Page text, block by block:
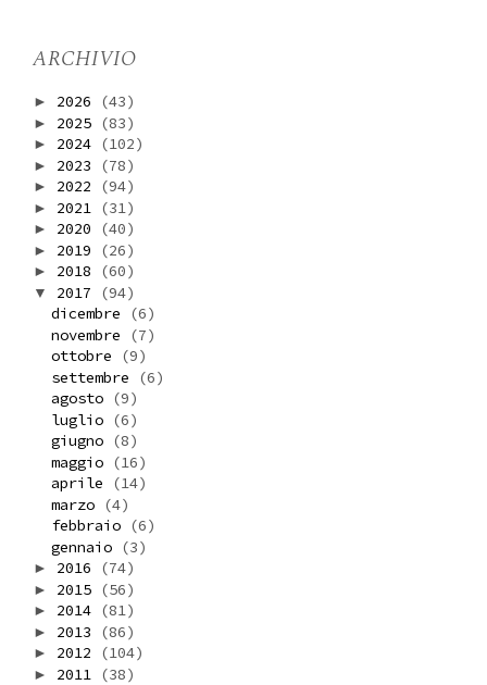
ARCHIVIO
► 2026 (43)
► 2025 (83)
► 2024 (102)
► 2023 (78)
► 2022 (94)
► 2021 (31)
► 2020 (40)
► 2019 (26)
► 2018 (60)
▼ 2017
(94)
dicembre
(6)
novembre
(7)
ottobre
(9)
settembre
(6)
agosto (9)
luglio (6)
giugno (8)
maggio (16)
aprile
(14)
marzo (4)
febbraio (6)
gennaio (3)
► 2016 (74)
► 2015 (56)
► 2014 (81)
► 2013 (86)
► 2012 (104)
► 2011 (38)